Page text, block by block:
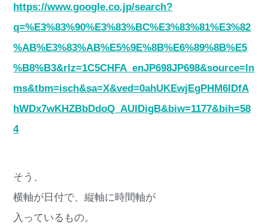
https://www.google.co.jp/search?
q=%E3%83%90%E3%83%BC%E3%83%81%E3%82
%AB%E3%83%AB%E5%9E%8B%E6%89%8B%E5
%B8%B3&rlz=1C5CHFA_enJP698JP698&source=ln
ms&tbm=isch&sa=X&ved=0ahUKEwjEgPHM6IDfA
hWDx7wKHZBbDdoQ_AUIDigB&biw=1177&bih=58
4
そう、
横軸が日付で、縦軸に時間軸が
入っているもの。